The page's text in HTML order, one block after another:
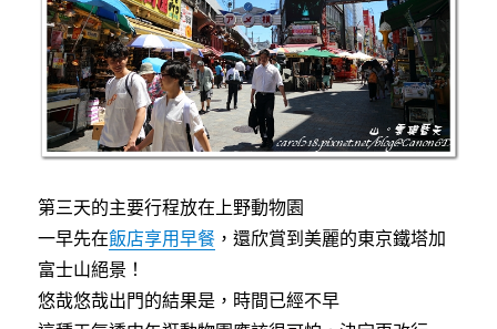
美
味
的
叉
燒
與
沾
第三天的主要行程放在上野動物園
一早先在飯店享用早餐 ，還欣賞到美麗的東京鐵塔加
富士山絕景！
悠哉悠哉出門的結果是，時間已經不早